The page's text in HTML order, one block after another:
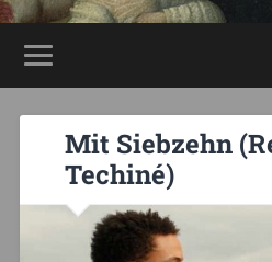
Mit Siebzehn
Techiné)